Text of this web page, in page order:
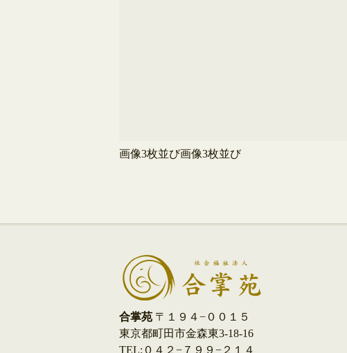
画像3枚並び画像3枚並び
合掌苑 〒１９４−００１５
東京都町田市金森東3-18-16
TEL:０４２−７９９−２１４